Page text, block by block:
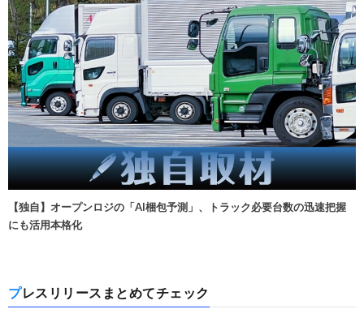
【独自】オープンロジの「AI梱包予測」、トラック必要台数の迅速把握
にも活用本格化
プレスリリースまとめてチェック